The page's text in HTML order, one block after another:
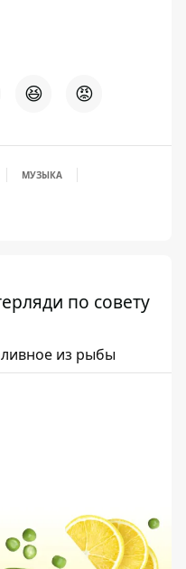
😆 😡
МУЗЫКА
по совету
из рыбы